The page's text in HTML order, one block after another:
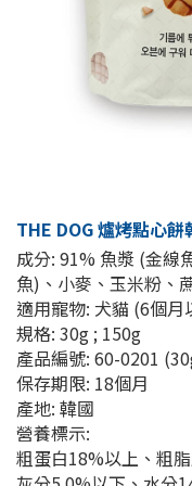
THE DOG 爐烤點心餅
成分: 91% 魚漿 (金線
魚)、小麥、玉米粉、
適用寵物: 犬貓 (6個月
規格: 30g ; 150g
產品編號: 60-0201
保存期限: 18個月
產地: 韓國
營養標示:
粗蛋白18%以上、粗